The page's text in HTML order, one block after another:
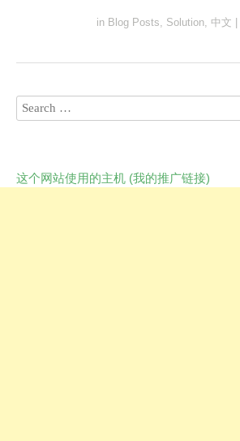
in Blog Posts, Solution, 中文
这个网站使用的主机 (我的推广链接)